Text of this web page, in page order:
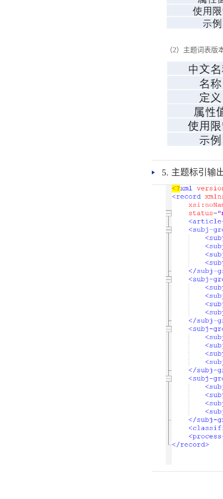
（2）主题词表版
5. 主题标引输